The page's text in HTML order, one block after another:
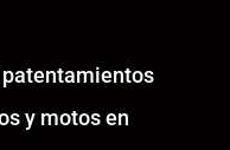
y motos en